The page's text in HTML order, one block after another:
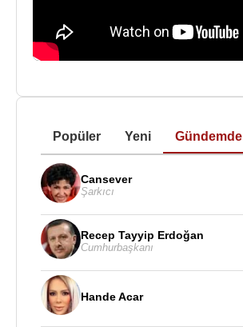
Popüler Yeni Gündemde
Cansever
Şarkıcı
Recep Tayyip Erdoğan
Cumhurbaşkanı
Hande Acar